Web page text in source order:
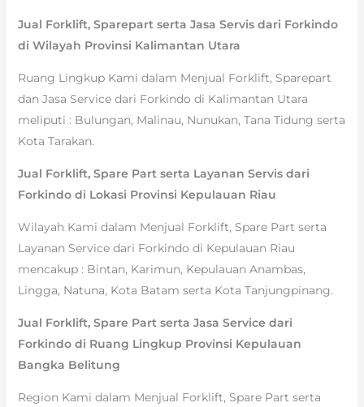
Jual Forklift, Sparepart serta Jasa Servis dari Forkindo
di Wilayah Provinsi Kalimantan Utara
Ruang Lingkup Kami dalam Menjual Forklift, Sparepart
dan Jasa Service dari Forkindo di Kalimantan Utara
meliputi : Bulungan, Malinau, Nunukan, Tana Tidung serta
Kota Tarakan.
Jual Forklift, Spare Part serta Layanan Servis dari
Forkindo di Lokasi Provinsi Kepulauan Riau
Wilayah Kami dalam Menjual Forklift, Spare Part serta
Layanan Service dari Forkindo di Kepulauan Riau
mencakup : Bintan, Karimun, Kepulauan Anambas,
Lingga, Natuna, Kota Batam serta Kota Tanjungpinang.
Jual Forklift, Spare Part serta Jasa Service dari
Forkindo di Ruang Lingkup Provinsi Kepulauan
Bangka Belitung
Region Kami dalam Menjual Forklift, Spare Part serta